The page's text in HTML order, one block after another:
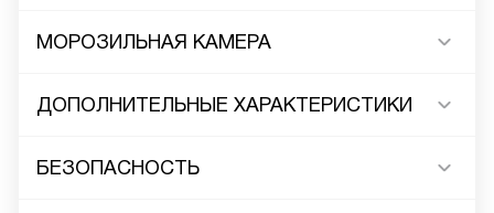
МОРОЗИЛЬНАЯ КАМЕРА
ДОПОЛНИТЕЛЬНЫЕ ХАРАКТЕРИСТИКИ
БЕЗОПАСНОСТЬ